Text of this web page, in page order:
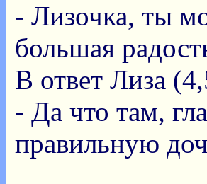
- Лизочка, ты
большая
В ответ Лиза
- Да что там,
правильную